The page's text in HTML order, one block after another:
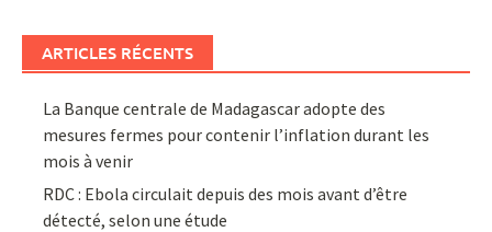
ARTICLES RÉCENTS
La Banque centrale de Madagascar adopte des
mesures fermes pour contenir l’inflation durant les
mois à venir
RDC : Ebola circulait depuis des mois avant d’être
détecté, selon une étude